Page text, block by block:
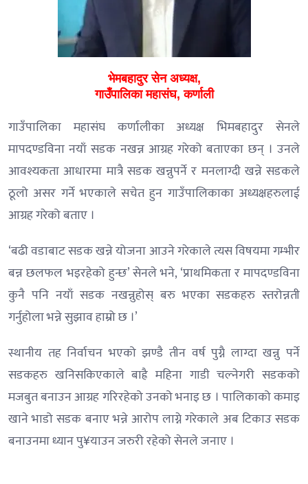
भेमबहादुर सेन अध्यक्ष,
गाउँपालिका महासंघ, कर्णाली
गाउँपालिका महासंघ कर्णालीका अध्यक्ष भिमबहादुर सेनले
मापदण्डविना नयाँ सडक नखन्न आग्रह गरेको बताएका छन् । उनले
आवश्यकता आधारमा मात्रै सडक खन्नुपर्ने र मनलाग्दी खन्ने सडकले
ठूलो असर गर्ने भएकाले सचेत हुन गाउँपालिकाका अध्यक्षहरुलाई
आग्रह गरेको बताए ।
‘बढी वडाबाट सडक खन्ने योजना आउने गरेकाले त्यस विषयमा गम्भीर
बन्न छलफल भइरहेको हुन्छ’ सेनले भने, ‘प्राथमिकता र मापदण्डविना
कुनै पनि नयाँ सडक नखन्नुहोस् बरु भएका सडकहरु स्तरोन्नती
गर्नुहोला भन्ने सुझाव हाम्रो छ ।’
स्थानीय तह निर्वाचन भएको झण्डै तीन वर्ष पुग्नै लाग्दा खन्नु पर्ने
सडकहरु खनिसकिएकाले बाह्रै महिना गाडी चल्नेगरी सडकको
मजबुत बनाउन आग्रह गरिरहेको उनको भनाइ छ । पालिकाको कमाइ
खाने भाडो सडक बनाए भन्ने आरोप लाग्ने गरेकाले अब टिकाउ सडक
बनाउनमा ध्यान पु¥याउन जरुरी रहेको सेनले जनाए ।